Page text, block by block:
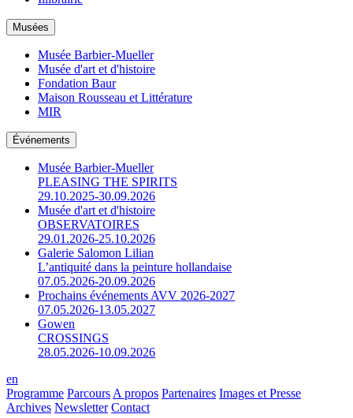
Musées
Musée Barbier-Mueller
Musée d'art et d'histoire
Fondation Baur
Maison Rousseau et Littérature
MIR
Événements
Musée Barbier-Mueller
PLEASING THE SPIRITS
29.10.2025-30.09.2026
Musée d'art et d'histoire
OBSERVATOIRES
29.01.2026-25.10.2026
Galerie Salomon Lilian
L’antiquité dans la peinture hollandaise
07.05.2026-20.09.2026
Prochains événements AVV 2026-2027
07.05.2026-13.05.2027
Gowen
CROSSINGS
28.05.2026-10.09.2026
en
Programme Parcours A propos Partenaires Images et Presse
Archives Newsletter Contact